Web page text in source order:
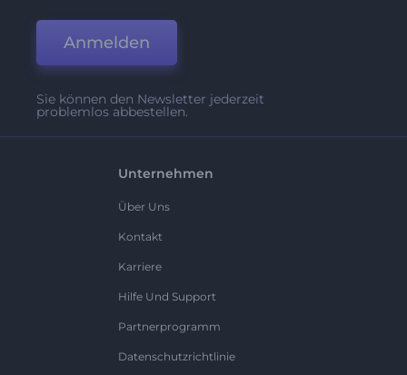
Anmelden
Sie können den Newsletter jederzeit
problemlos abbestellen.
Unternehmen
Über Uns
Kontakt
Karriere
Hilfe Und Support
Partnerprogramm
Datenschutzrichtlinie